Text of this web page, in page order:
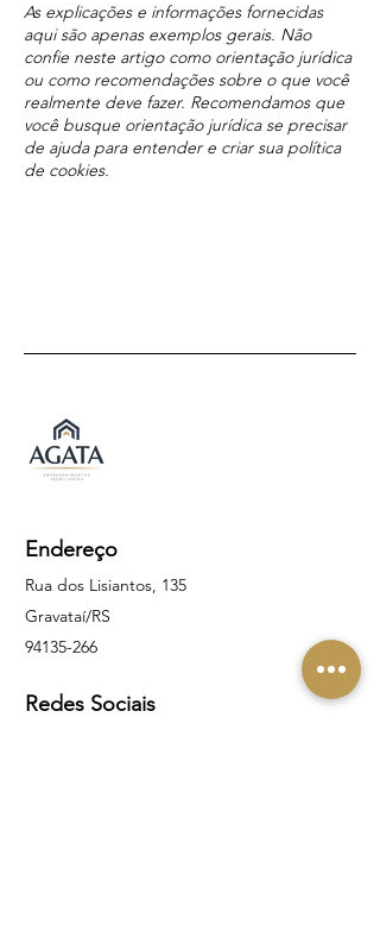
As explicações e informações fornecidas
aqui são apenas exemplos gerais. Não
confie neste artigo como orientação jurídica
ou como recomendações sobre o que você
realmente deve fazer. Recomendamos que
você busque orientação jurídica se precisar
de ajuda para entender e criar sua política
de cookies.
Endereço
Rua dos Lisiantos, 135
Gravataí/RS
94135-266
Redes Sociais